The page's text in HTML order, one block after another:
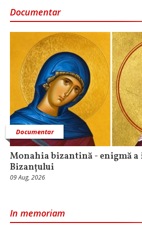
Documentar
Documentar
Monahia bizantină - enigmă
Bizanțului
09 Aug, 2026
In memoriam